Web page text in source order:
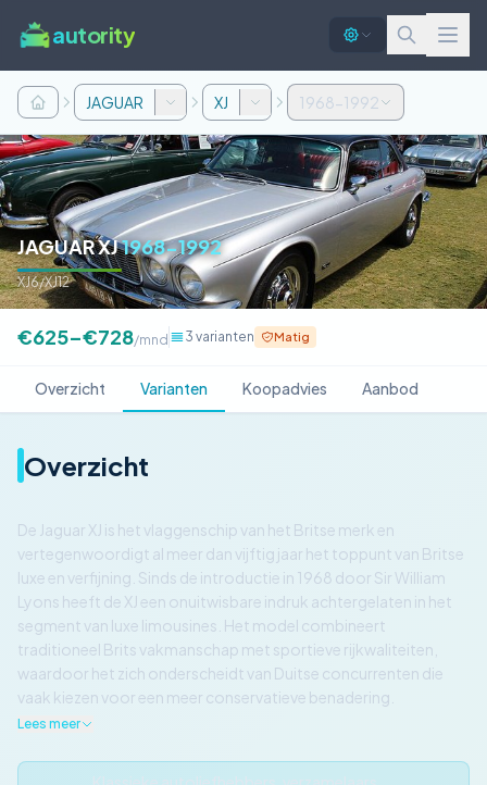
autority
JAGUAR XJ 1968-1992
JAGUAR XJ1968-1992
XJ6/XJ12
€625–€728/mnd 3 varianten Matig
Overzicht Varianten Koopadvies Aanbod
Overzicht
De Jaguar XJ is het vlaggenschip van het Britse merk en
vertegenwoordigt al meer dan vijftig jaar het toppunt van Britse
luxe en verfijning. Sinds de introductie in 1968 door Sir William
Lyons heeft de XJ een onuitwisbare indruk achtergelaten in het
segment van luxe limousines. Het model combineert
traditioneel Brits vakmanschap met sportieve rijkwaliteiten,
waardoor het zich onderscheidt van Duitse concurrenten die
vaak kiezen voor een meer conservatieve benadering.
Lees meer